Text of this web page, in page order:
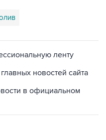
ленту
новостей сайта
в официальном